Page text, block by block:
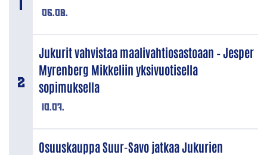
06.08.
10.07.
Jukurit vahvistaa maalivahtiosastoaan – Jesper
Myrenberg Mikkeliin yksivuotisella
sopimuksella
Osuuskauppa Suur-Savo jatkaa Jukurien